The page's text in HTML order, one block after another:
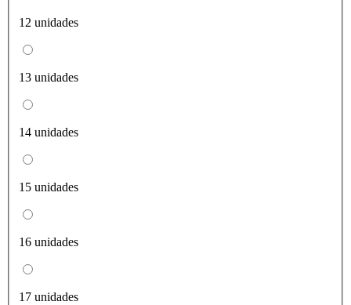
12 unidades
13 unidades
14 unidades
15 unidades
16 unidades
17 unidades